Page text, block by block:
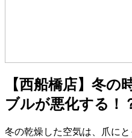
【西船橋店】冬の
ブルが悪化する
冬の乾燥した空気は、爪にと